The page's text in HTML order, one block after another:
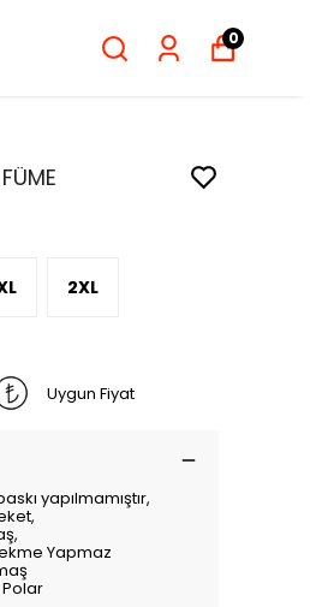
0
2XL
Uygun Fiyat
yapılmamıştır,
Yapmaz
Polar